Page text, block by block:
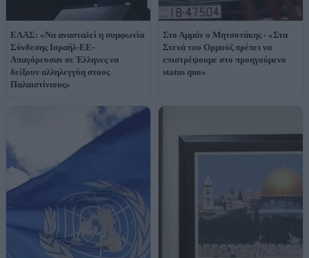
ΕΛΑΣ: «Να ανασταλεί η συμφωνία
Σύνδεσης Ισραήλ-ΕΕ-
Απαγόρευσαν σε Έλληνες να
δείξουν αλληλεγγύη στους
Παλαιστίνιους»
Στο Αμμάν ο Μητσοτάκης - «Στα
Στενά του Ορμούζ πρέπει να
επιστρέψουμε στο προηγούμενο
status quo»